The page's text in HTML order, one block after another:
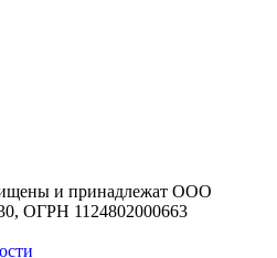
и принадлежат ООО
ОГРН 1124802000663